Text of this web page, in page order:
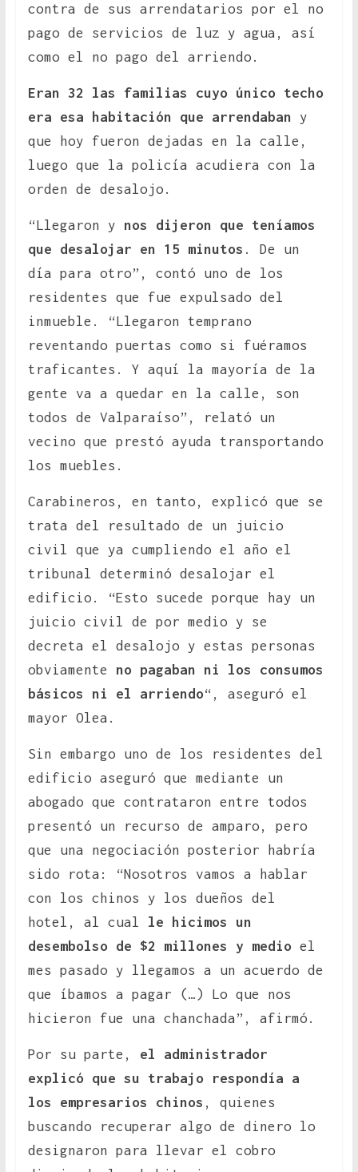
contra de sus arrendatarios por el no
pago de servicios de luz y agua, así
como el no pago del arriendo.
Eran 32 las familias cuyo único techo
era esa habitación que arrendaban y
que hoy fueron dejadas en la calle,
luego que la policía acudiera con la
orden de desalojo.
“Llegaron y nos dijeron que teníamos
que desalojar en 15 minutos . De un
día para otro”, contó uno de los
residentes que fue expulsado del
inmueble. “Llegaron temprano
reventando puertas como si fuéramos
traficantes. Y aquí la mayoría de la
gente va a quedar en la calle, son
todos de Valparaíso”, relató un
vecino que prestó ayuda transportando
los muebles.
Carabineros, en tanto, explicó que se
trata del resultado de un juicio
civil que ya cumpliendo el año el
tribunal determinó desalojar el
edificio. “Esto sucede porque hay un
juicio civil de por medio y se
decreta el desalojo y estas personas
obviamente no pagaban ni los consumos
básicos ni el arriendo“, aseguró el
mayor Olea.
Sin embargo uno de los residentes del
edificio aseguró que mediante un
abogado que contrataron entre todos
presentó un recurso de amparo, pero
que una negociación posterior habría
sido rota: “Nosotros vamos a hablar
con los chinos y los dueños del
hotel, al cual le hicimos un
desembolso de $2 millones y medio el
mes pasado y llegamos a un acuerdo de
que íbamos a pagar (…) Lo que nos
hicieron fue una chanchada”, afirmó.
Por su parte, el administrador
explicó que su trabajo respondía a
los empresarios chinos , quienes
buscando recuperar algo de dinero lo
designaron para llevar el cobro